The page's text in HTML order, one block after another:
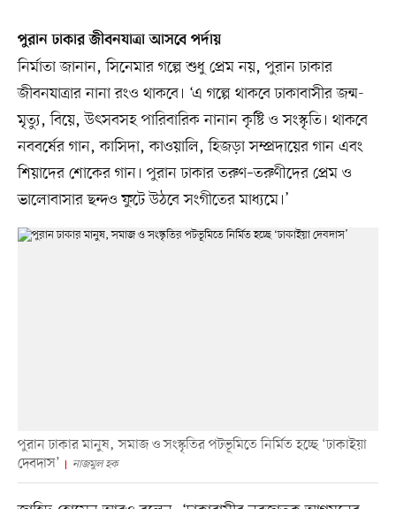
পুরান ঢাকার জীবনযাত্রা আসবে পর্দায়
নির্মাতা জানান, সিনেমার গল্পে শুধু প্রেম নয়, পুরান ঢাকার
জীবনযাত্রার নানা রংও থাকবে। ‘এ গল্পে থাকবে ঢাকাবাসীর জন্ম-
মৃত্যু, বিয়ে, উৎসবসহ পারিবারিক নানান কৃষ্টি ও সংস্কৃতি। থাকবে
নববর্ষের গান, কাসিদা, কাওয়ালি, হিজড়া সম্প্রদায়ের গান এবং
শিয়াদের শোকের গান। পুরান ঢাকার তরুণ–তরুণীদের প্রেম ও
ভালোবাসার ছন্দও ফুটে উঠবে সংগীতের মাধ্যমে।’
পুরান ঢাকার মানুষ, সমাজ ও সংস্কৃতির পটভূমিতে নির্মিত হচ্ছে ‘ঢাকাইয়া
দেবদাস’
নাজমুল হক